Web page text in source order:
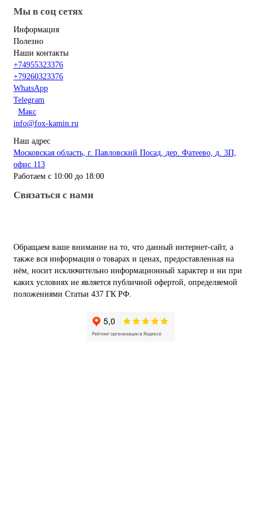
Мы в соц сетях
Информация
Полезно
Наши контакты
+74955323376
+79260323376
WhatsApp
Telegram
Макс
info@fox-kamin.ru
Наш адрес
Московская область, г. Павловский Посад, дер. Фатеево, д. 3П,
офис 113
Работаем с 10:00 до 18:00
Связаться с нами
Обращаем ваше внимание на то, что данный интернет-сайт, а
также вся информация о товарах и ценах, предоставленная на
нём, носит исключительно информационный характер и ни при
каких условиях не является публичной офертой, определяемой
положениями Статьи 437 ГК РФ.